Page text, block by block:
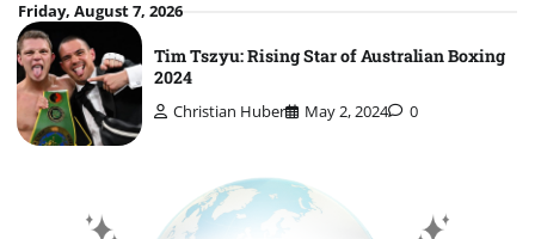
Skip
to
content
Friday, August 7, 2026
Tim Tszyu: Rising Star of Australian Boxing
2024
Christian Huber May 2, 2024 0